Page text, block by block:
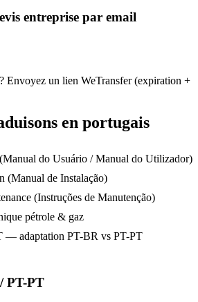
entreprise par email
Envoyez un lien WeTransfer (expiration +
en portugais
do Usuário / Manual do Utilizador)
(Manual de Instalação)
(Instruções de Manutenção)
pétrole & gaz
— adaptation PT-BR vs PT-PT
PT-PT